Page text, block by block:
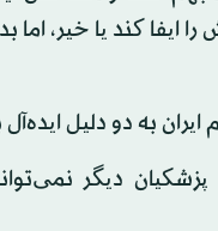
ایفا کند یا خیر، اما
به دو دلیل
دیگر